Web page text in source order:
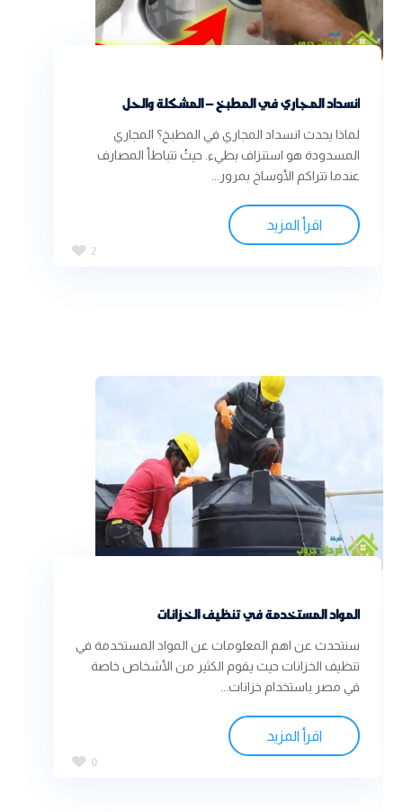
انسداد المجاري في المطبخ – المشكلة والحل
لماذا يحدث انسداد المجاري في المطبخ؟ المجاري
المسدودة هو استنزاف بطيء. حيثُ تتباطأ المصارف
عندما تتراكم الأوساخ بمرور...
اقرأ المزيد
2
المواد المستخدمة في تنظيف الخزانات
سنتحدث عن اهم المعلومات عن المواد المستخدمة في
تنظيف الخزانات حيث يقوم الكثير من الأشخاص خاصة
في مصر باستخدام خزانات...
اقرأ المزيد
0